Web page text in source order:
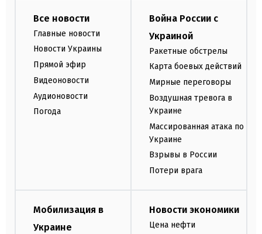
Все новости
Главные новости
Новости Украины
Прямой эфир
Видеоновости
Аудионовости
Погода
Война России с
Украиной
Ракетные обстрелы
Карта боевых действий
Мирные переговоры
Воздушная тревога в
Украине
Массированная атака по
Украине
Взрывы в России
Потери врага
Мобилизация в
Украине
Новости экономики
Цена нефти